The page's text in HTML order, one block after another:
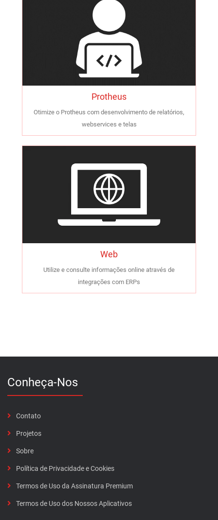
Protheus
Otimize o Protheus com desenvolvimento de relatórios,
webservices e telas
Web
Utilize e consulte informações online através de
integrações com ERPs
Conheça-Nos
Contato
Projetos
Sobre
Política de Privacidade e Cookies
Termos de Uso da Assinatura Premium
Termos de Uso dos Nossos Aplicativos